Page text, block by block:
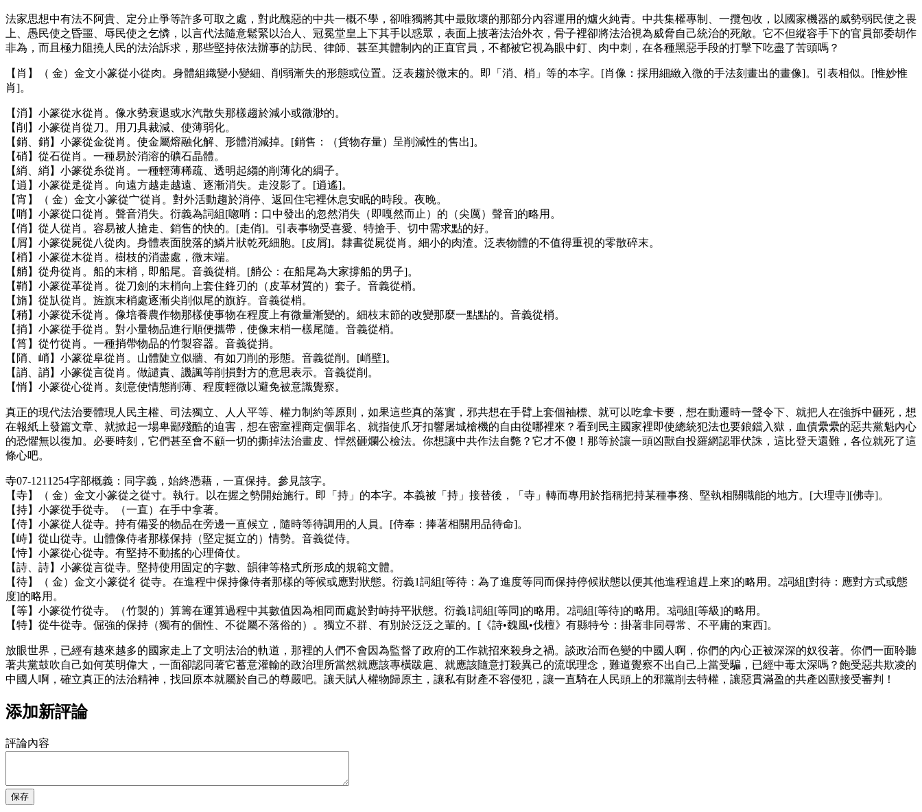
法家思想中有法不阿貴、定分止爭等許多可取之處，對此醜惡的中共一概不學，卻唯獨將其中最敗壞的那部分內容運用的爐火純青。中共集權專制、一攬包收，以國家機器的威勢弱民使之畏
上、愚民使之昏噩、辱民使之乞憐，以言代法隨意鬆緊以治人、冠冕堂皇上下其手以惑眾，表面上披著法治外衣，骨子裡卻將法治視為威脅自己統治的死敵。它不但縱容手下的官員部委胡作
非為，而且極力阻撓人民的法治訴求，那些堅持依法辦事的訪民、律師、甚至其體制內的正直官員，不都被它視為眼中釘、肉中刺，在各種黑惡手段的打擊下吃盡了苦頭嗎？
【肖】（ 金）金文小篆從小從肉。身體組織變小變細、削弱漸失的形態或位置。泛表趨於微末的。即「消、梢」等的本字。[肖像：採用細緻入微的手法刻畫出的畫像]。引表相似。[惟妙惟
肖]。
【消】小篆從水從肖。像水勢衰退或水汽散失那樣趨於減小或微渺的。
【削】小篆從肖從刀。用刀具裁減、使薄弱化。
【銷、銷】小篆從金從肖。使金屬熔融化解、形體消減掉。[銷售：（貨物存量）呈削減性的售出]。
【硝】從石從肖。一種易於消溶的礦石晶體。
【綃、綃】小篆從糸從肖。一種輕薄稀疏、透明起縐的削薄化的綢子。
【逍】小篆從辵從肖。向遠方越走越遠、逐漸消失。走沒影了。[逍遙]。
【宵】（ 金）金文小篆從宀從肖。對外活動趨於消停、返回住宅裡休息安眠的時段。夜晚。
【哨】小篆從口從肖。聲音消失。衍義為詞組[唿哨：口中發出的忽然消失（即嘎然而止）的（尖厲）聲音]的略用。
【俏】從人從肖。容易被人搶走、銷售的快的。[走俏]。引表事物受喜愛、特搶手、切中需求點的好。
【屑】小篆從屍從八從肉。身體表面脫落的鱗片狀乾死細胞。[皮屑]。隸書從屍從肖。細小的肉渣。泛表物體的不值得重視的零散碎末。
【梢】小篆從木從肖。樹枝的消盡處，微末端。
【艄】從舟從肖。船的末梢，即船尾。音義從梢。[艄公：在船尾為大家撐船的男子]。
【鞘】小篆從革從肖。從刀劍的末梢向上套住鋒刃的（皮革材質的）套子。音義從梢。
【旓】從㫃從肖。旌旗末梢處逐漸尖削似尾的旗斿。音義從梢。
【稍】小篆從禾從肖。像培養農作物那樣使事物在程度上有微量漸變的。細枝末節的改變那麼一點點的。音義從梢。
【捎】小篆從手從肖。對小量物品進行順便攜帶，使像末梢一樣尾隨。音義從梢。
【筲】從竹從肖。一種捎帶物品的竹製容器。音義從捎。
【陗、峭】小篆從阜從肖。山體陡立似牆、有如刀削的形態。音義從削。[峭壁]。
【誚、誚】小篆從言從肖。做譴責、譏諷等削損對方的意思表示。音義從削。
【悄】小篆從心從肖。刻意使情態削薄、程度輕微以避免被意識覺察。
真正的現代法治要體現人民主權、司法獨立、人人平等、權力制約等原則，如果這些真的落實，邪共想在手臂上套個袖標、就可以吃拿卡要，想在動遷時一聲令下、就把人在強拆中砸死，想
在報紙上發篇文章、就掀起一場卑鄙殘酷的迫害，想在密室裡商定個罪名、就指使爪牙扣響屠城槍機的自由從哪裡來？看到民主國家裡即使總統犯法也要鋃鐺入獄，血債纍纍的惡共黨魁內心
的恐懼無以復加。必要時刻，它們甚至會不顧一切的撕掉法治畫皮、悍然砸爛公檢法。你想讓中共作法自斃？它才不傻！那等於讓一頭凶獸自投羅網認罪伏誅，這比登天還難，各位就死了這
條心吧。
寺07-1211254字部概義：同字義，始終憑藉，一直保持。參見該字。
【寺】（ 金）金文小篆從之從寸。執行。以在握之勢開始施行。即「持」的本字。本義被「持」接替後，「寺」轉而專用於指稱把持某種事務、堅執相關職能的地方。[大理寺][佛寺]。
【持】小篆從手從寺。（一直）在手中拿著。
【侍】小篆從人從寺。持有備妥的物品在旁邊一直候立，隨時等待調用的人員。[侍奉：捧著相關用品待命]。
【峙】從山從寺。山體像侍者那樣保持（堅定挺立的）情勢。音義從侍。
【恃】小篆從心從寺。有堅持不動搖的心理倚仗。
【詩、詩】小篆從言從寺。堅持使用固定的字數、韻律等格式所形成的規範文體。
【待】（ 金）金文小篆從彳從寺。在進程中保持像侍者那樣的等候或應對狀態。衍義1詞組[等待：為了進度等同而保持停候狀態以便其他進程追趕上來]的略用。2詞組[對待：應對方式或態
度]的略用。
【等】小篆從竹從寺。（竹製的）算籌在運算過程中其數值因為相同而處於對峙持平狀態。衍義1詞組[等同]的略用。2詞組[等待]的略用。3詞組[等級]的略用。
【特】從牛從寺。倔強的保持（獨有的個性、不從屬不落俗的）。獨立不群、有別於泛泛之輩的。[《詩•魏風•伐檀》有縣特兮：掛著非同尋常、不平庸的東西]。
放眼世界，已經有越來越多的國家走上了文明法治的軌道，那裡的人們不會因為監督了政府的工作就招來殺身之禍。談政治而色變的中國人啊，你們的內心正被深深的奴役著。你們一面聆聽
著共黨鼓吹自己如何英明偉大，一面卻認同著它蓄意灌輸的政治理所當然就應該專橫跋扈、就應該隨意打殺異己的流氓理念，難道覺察不出自己上當受騙，已經中毒太深嗎？飽受惡共欺凌的
中國人啊，確立真正的法治精神，找回原本就屬於自己的尊嚴吧。讓天賦人權物歸原主，讓私有財產不容侵犯，讓一直騎在人民頭上的邪黨削去特權，讓惡貫滿盈的共產凶獸接受審判！
添加新評論
評論內容
保存